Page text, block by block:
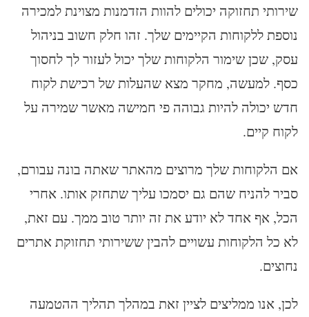
שירותי תחזוקה יכולים להוות הזדמנות מצוינת למכירה
נוספת ללקוחות הקיימים שלך. זהו חלק חשוב בניהול
עסק, שכן שימור הלקוחות שלך יכול לעזור לך לחסוך
כסף. למעשה, מחקר מצא שהעלות של רכישת לקוח
חדש יכולה להיות גבוהה פי חמישה מאשר שמירה על
לקוח קיים.
אם הלקוחות שלך מרוצים מהאתר שאתה בונה עבורם,
סביר להניח שהם גם יסמכו עליך שתחזק אותו. אחרי
הכל, אף אחד לא יודע את זה יותר טוב ממך. עם זאת,
לא כל הלקוחות עשויים להבין ששירותי תחזוקת אתרים
נחוצים.
לכן, אנו ממליצים לציין זאת במהלך תהליך ההטמעה